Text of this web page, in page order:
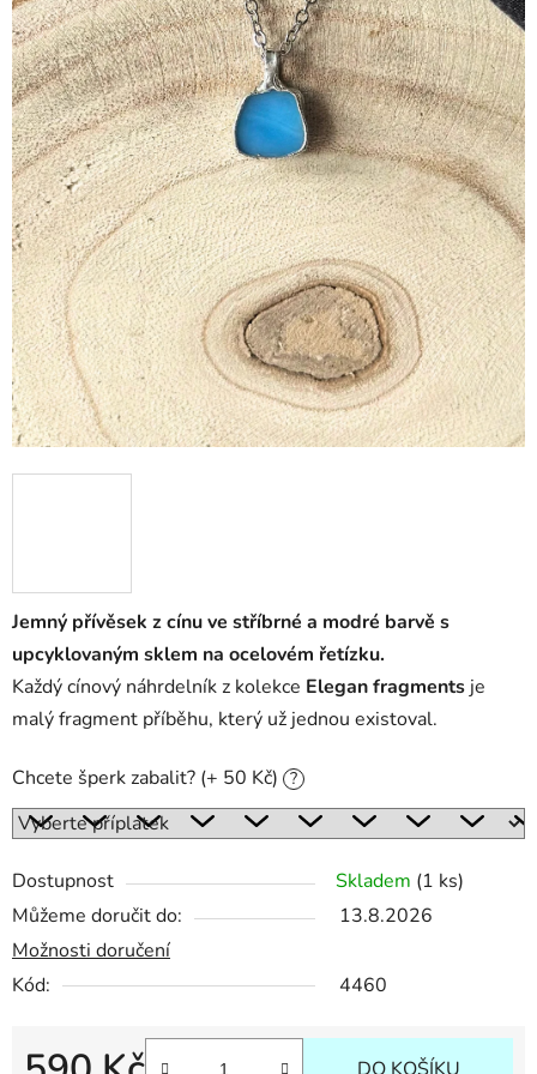
Jemný přívěsek z cínu ve stříbrné a modré barvě s
upcyklovaným sklem na ocelovém řetízku.
Každý cínový náhrdelník z kolekce Elegan fragments je
malý fragment příběhu, který už jednou existoval.
Chcete šperk zabalit? (+ 50 Kč) ?
Dostupnost Skladem (1 ks)
Můžeme doručit do:
13.8.2026
Možnosti doručení
Kód:
4460